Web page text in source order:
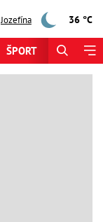
Jozefína 36 °C
ŠPORT